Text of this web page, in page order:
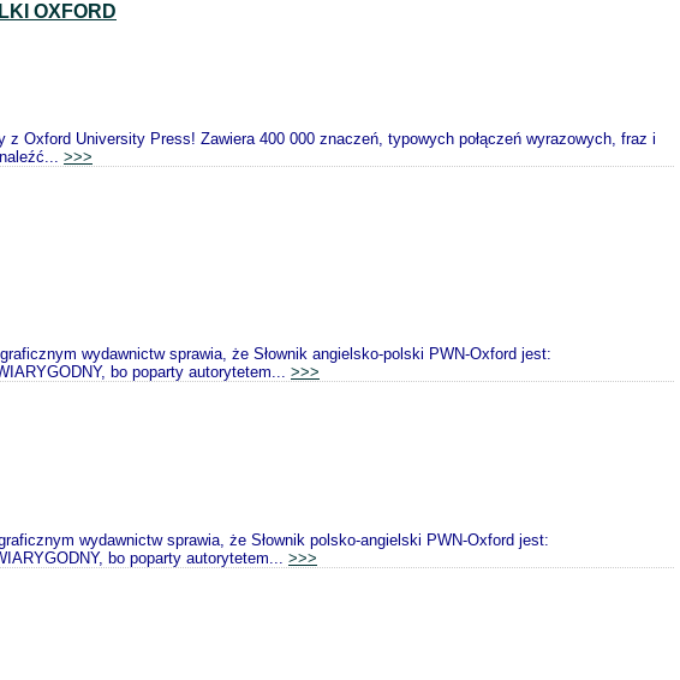
OXFORD
Oxford University Press! Zawiera 400 000 znaczeń, typowych połączeń wyrazowych, fraz i
>>>
wydawnictw sprawia, że Słownik angielsko-polski PWN-Oxford jest:
bo poparty autorytetem... >>>
wydawnictw sprawia, że Słownik polsko-angielski PWN-Oxford jest:
bo poparty autorytetem... >>>